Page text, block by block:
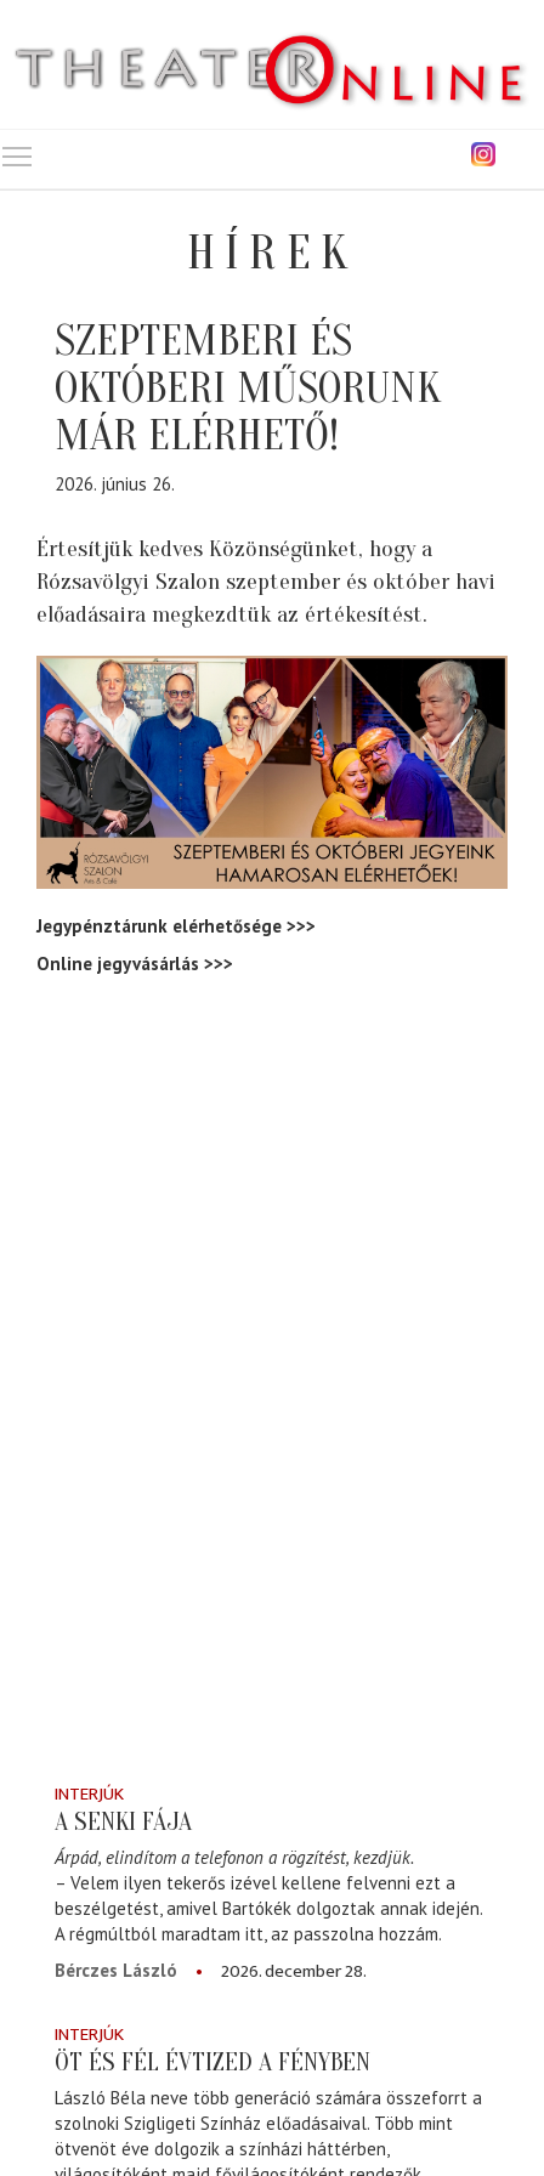
HÍREK
SZEPTEMBERI ÉS
OKTÓBERI MŰSORUNK
MÁR ELÉRHETŐ!
2026. június 26.
Értesítjük kedves Közönségünket, hogy a
Rózsavölgyi Szalon szeptember és október havi
előadásaira megkezdtük az értékesítést.
Jegypénztárunk elérhetősége >>>
Online jegyvásárlás >>>
INTERJÚK
A SENKI FÁJA
Árpád, elindítom a telefonon a rögzítést, kezdjük.
– Velem ilyen tekerős izével kellene felvenni ezt a
beszélgetést, amivel Bartókék dolgoztak annak idején.
A régmúltból maradtam itt, az passzolna hozzám.
Bérczes László
2026. december 28.
INTERJÚK
ÖT ÉS FÉL ÉVTIZED A FÉNYBEN
László Béla neve több generáció számára összeforrt a
szolnoki Szigligeti Színház előadásaival. Több mint
ötvenöt éve dolgozik a színházi háttérben,